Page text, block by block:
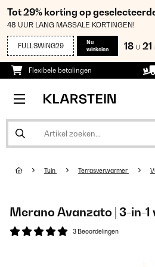
Tot 29% korting op
48 UUR LANG MASSALE KORTINGEN!
FULLSWING29
Nu
winkelen
18 U 21
Flexibele betalingen
Tuin Terrasverwarmer
Merano Avanzato | 3-in-1
3 Beoordelingen